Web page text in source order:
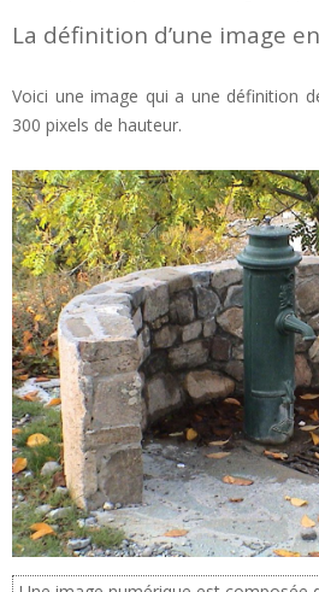
La définition d’une image
Voici une image qui a une définition
300 pixels de hauteur.